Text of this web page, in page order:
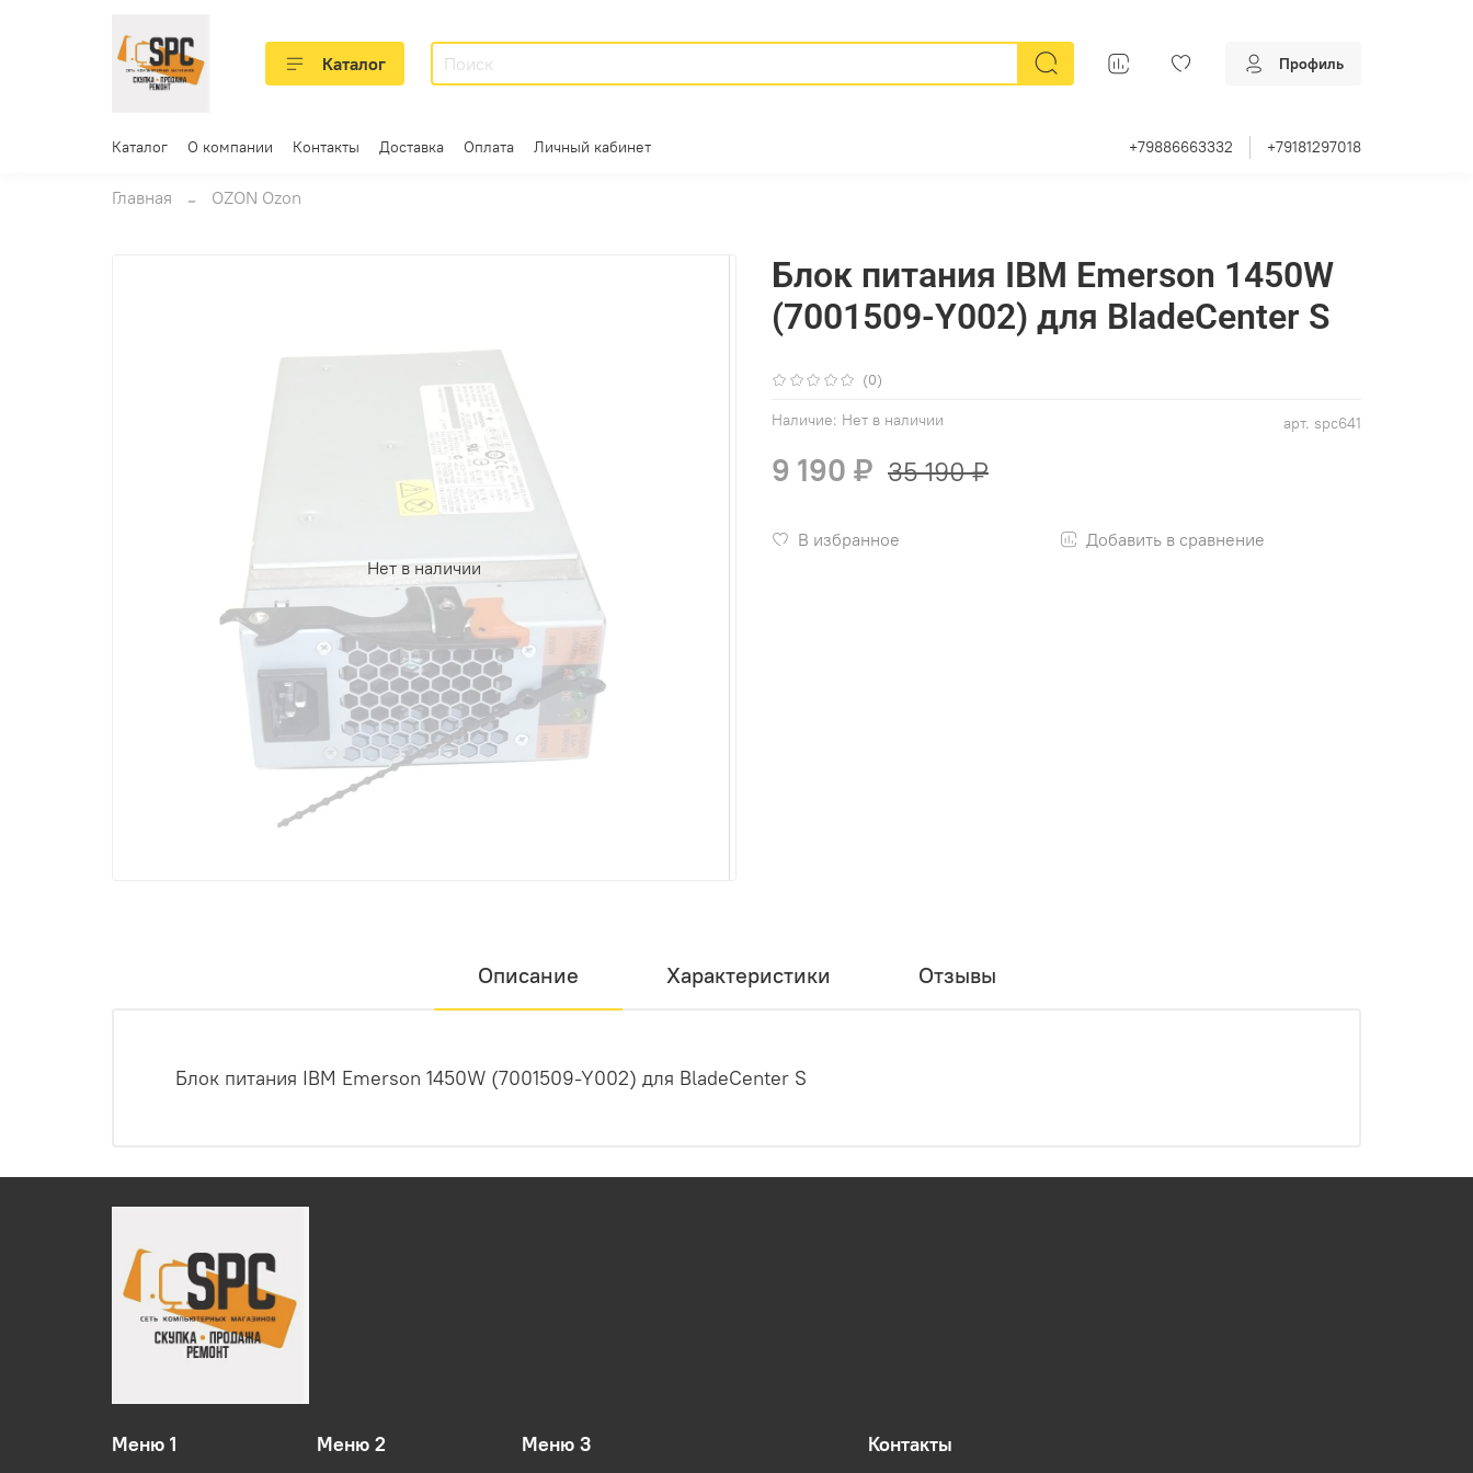
Каталог Профиль
Каталог О компании Контакты Доставка Оплата Личный кабинет +79886663332 +79181297018
Главная OZON Ozon
Нет в наличии
(0)
арт. spc641
Наличие: Нет в наличии
Блок питания IBM Emerson 1450W
(7001509-Y002) для BladeCenter S
9 190 ₽ 35 190 ₽
В избранное Добавить в сравнение
Описание Характеристики Отзывы
Блок питания IBM Emerson 1450W (7001509-Y002) для BladeCenter S
Меню 1 Меню 2 Меню 3 Контакты